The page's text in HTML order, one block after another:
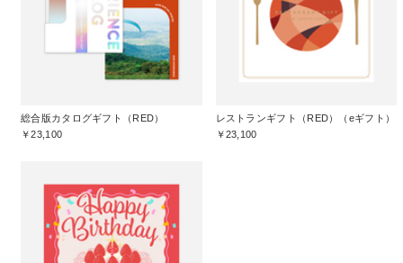
総合版カタログギフト（RED）
￥23,100
レストランギフト（RED）（eギフト）
￥23,100